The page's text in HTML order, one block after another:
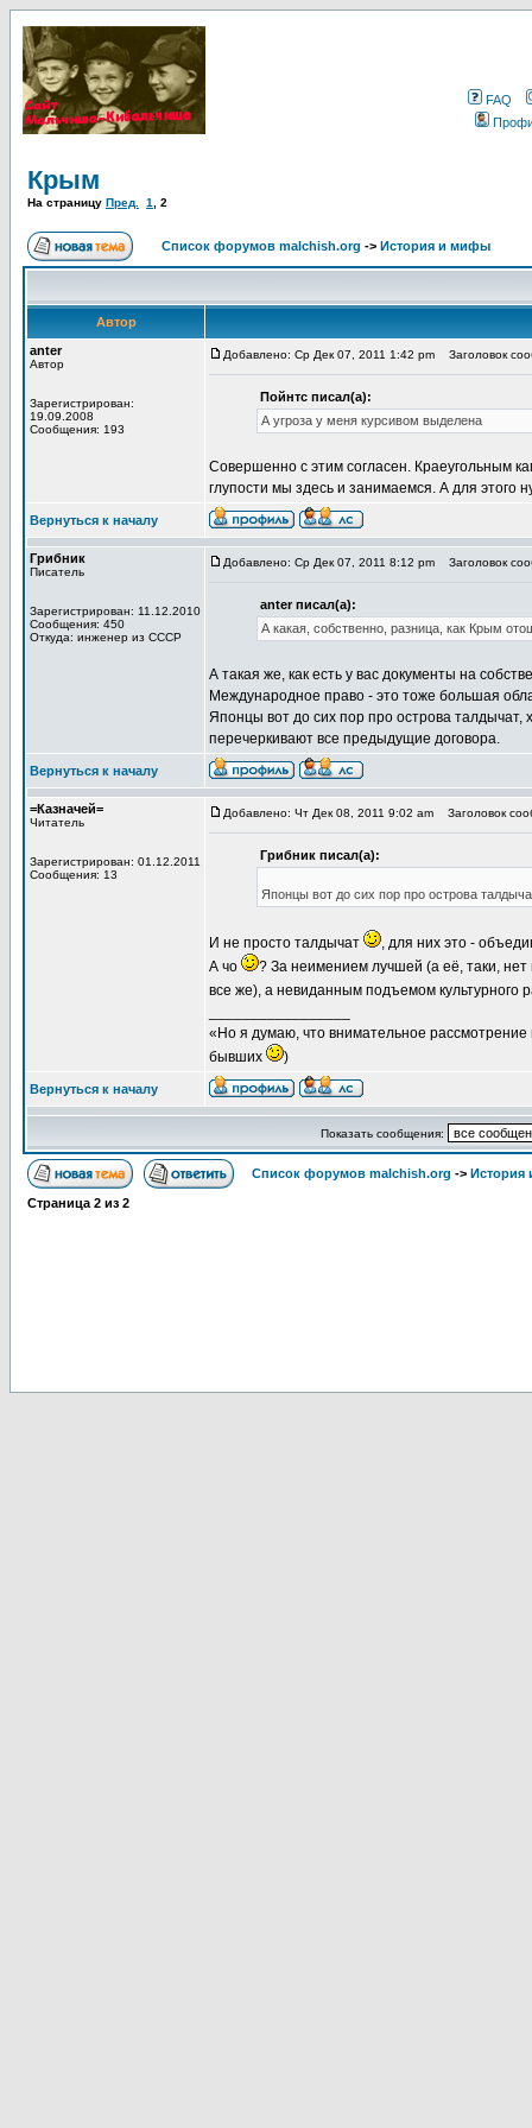
FAQ
Крым
На страницу Пред. 1 2
Список форумов malchish.org -> История и мифы
Автор
anter
Автор
Зарегистрирован:
19.09.2008
Сообщения: 193
Добавлено: Ср Дек 07, 2011 1:42 pm Заголовок
Пойнтс писал(а):
А угроза у меня курсивом выделена
Совершенно с этим согласен. Краеугольным
глупости мы здесь и занимаемся. А для этого
Вернуться к началу
Грибник
Писатель
Зарегистрирован: 11.12.2010
Сообщения: 450
Откуда: инженер из СССР
Добавлено: Ср Дек 07, 2011 8:12 pm Заголовок
anter писал(а):
А какая, собственно, разница, как Крым
А такая же, как есть у вас документы на
Международное право - это тоже большая
Японцы вот до сих пор про острова талдычат,
перечеркивают все предыдущие договора.
Вернуться к началу
=Казначей=
Читатель
Зарегистрирован: 01.12.2011
Сообщения: 13
Добавлено: Чт Дек 08, 2011 9:02 am Заголовок
Грибник писал(а):
Японцы вот до сих пор про острова
И не просто талдычат
, для них это -
А чо
? За неимением лучшей (а её, таки,
все же), а невиданным подъемом культурного
«Но я думаю, что внимательное
бывших
)
Вернуться к началу
Показать сообщения:
Список форумов malchish.org ->
Страница 2 из 2